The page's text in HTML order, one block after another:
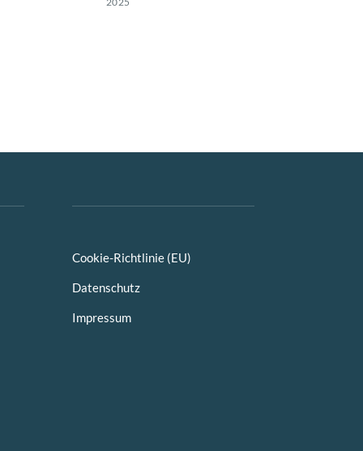
Cookie-Richtlinie (EU)
Datenschutz
Impressum